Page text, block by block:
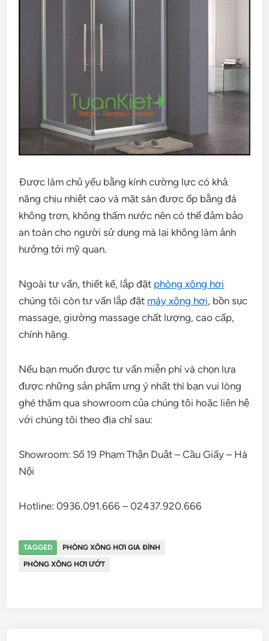
Được làm chủ yếu bằng kính cường lực có khả
năng chịu nhiệt cao và mặt sàn được ốp bằng đá
không trơn, không thấm nước nên có thể đảm bảo
an toàn cho người sử dụng mà lại không làm ảnh
hưởng tới mỹ quan.
Ngoài tư vấn, thiết kế, lắp đặt phòng xông hơi
chúng tôi còn tư vấn lắp đặt máy xông hơi, bồn sục
massage, giường massage chất lượng, cao cấp,
chính hãng.
Nếu bạn muốn được tư vấn miễn phí và chọn lựa
được những sản phẩm ưng ý nhất thì bạn vui lòng
ghé thăm qua showroom của chúng tôi hoặc liên hệ
với chúng tôi theo địa chỉ sau:
Showroom: Số 19 Phạm Thận Duật – Cầu Giấy – Hà
Nội
Hotline:0936.091.666 – 02437.920.666
TAGGED
PHÒNG XÔNG HƠI GIA ĐÌNH
PHÒNG XÔNG HƠI ƯỚT